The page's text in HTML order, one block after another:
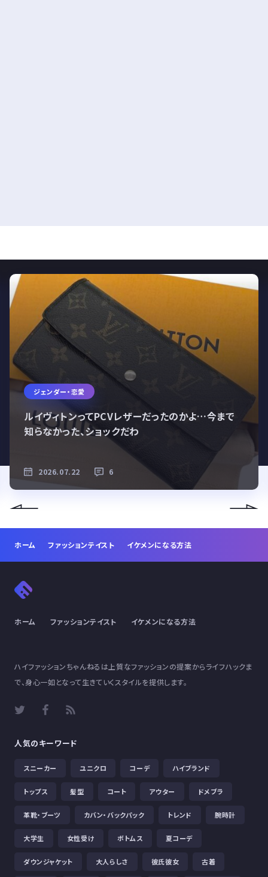
ジェンダー・恋愛
ルイヴィトンってPCVレザーだったのかよ…今まで
知らなかった、ショックだわ
2026.07.22 6
ホーム ファッションテイスト イケメンになる方法
ホーム ファッションテイスト イケメンになる方法
ハイファッションちゃんねるは上質なファッションの提案からライフハックま
で、身心一如となって生きていくスタイルを提供します。
人気のキーワード
スニーカー ユニクロ コーデ ハイブランド
トップス 髪型 コート アウター ドメブラ
革靴・ブーツ カバン・バックパック トレンド 腕時計
大学生 女性受け ボトムス 夏コーデ
ダウンジャケット 大人らしさ 彼氏彼女 古着